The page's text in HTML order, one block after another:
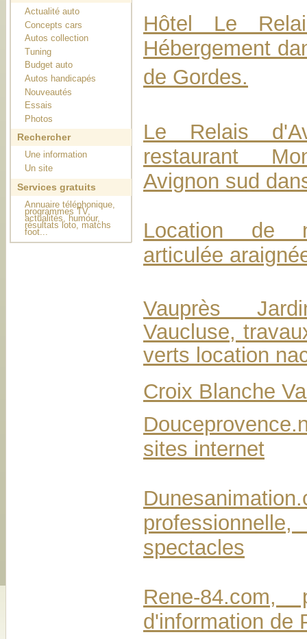
Actualité auto
Concepts cars
Autos collection
Tuning
Budget auto
Autos handicapés
Nouveautés
Essais
Photos
Rechercher
Une information
Un site
Services gratuits
Annuaire téléphonique,
programmes TV,
actualités, humour,
résultats loto, matchs
foot...
Hôtel Le
Hébergement
de Gordes.
Le Relais
restaurant
Avignon sud
Location de
articulée
Vauprès
Vaucluse,
verts location
Croix Blanche
sites internet
spectacles
Rene-84.com,
d'information de